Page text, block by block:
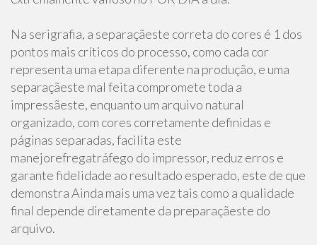
Na serigrafia, a separaçãeste correta do cores é 1 dos
pontos mais críticos do processo, como cada cor
representa uma etapa diferente na produção, e uma
separaçãeste mal feita compromete toda a
impressãeste, enquanto um arquivo natural
organizado, com cores corretamente definidas e
páginas separadas, facilita este
manejorefregatráfego do impressor, reduz erros e
garante fidelidade ao resultado esperado, este de que
demonstra Ainda mais uma vez tais como a qualidade
final depende diretamente da preparaçãeste do
arquivo.